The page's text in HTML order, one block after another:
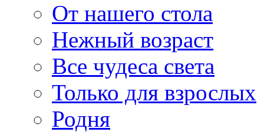
От нашего стола
Нежный возраст
Все чудеса света
Только для взрослых
Родня